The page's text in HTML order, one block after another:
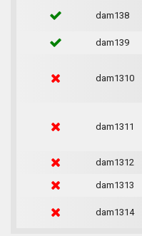
dam138
dam139
dam1310
dam1311
dam1312
dam1313
dam1314